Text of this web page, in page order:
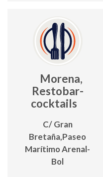
Morena,
Restobar-
cocktails
C/ Gran
Bretaña,Paseo
Marítimo Arenal-
Bol